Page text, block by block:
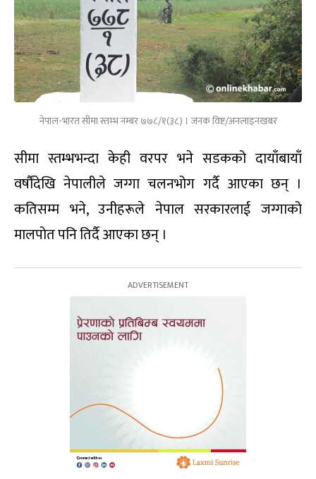
नेपाल-भारत सीमा स्तम्भ नम्बर ७७८/१(३८) । जनक विष्ट/अनलाइनखबर
सीमा स्तम्भभन्दा केही वरपर भने सडकको दायाँबायाँ
वर्षौंदेखि नेपालीले जग्गा चलनभोग गर्दै आएका छन् ।
कतिसम्म भने, उनीहरूले नेपाल सरकारलाई जग्गाको
मालपोत पनि तिर्दै आएका छन् ।